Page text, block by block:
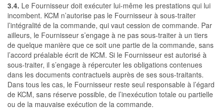
3.4. Le Fournisseur doit exécuter lui-même les prestations qui lui
incombent. KCM n’autorise pas le Fournisseur à sous-traiter
l’intégralité de la commande, qui vaut cession de commande. Par
ailleurs, le Fournisseur s’engage à ne pas sous-traiter à un tiers
de quelque manière que ce soit une partie de la commande, sans
l’accord préalable écrit de KCM. Si le Fournisseur est autorisé à
sous-traiter, il s’engage à répercuter les obligations contenues
dans les documents contractuels auprès de ses sous-traitants.
Dans tous les cas, le Fournisseur reste seul responsable à l’égard
de KCM, sans réserve possible, de l’inexécution totale ou partielle
ou de la mauvaise exécution de la commande.